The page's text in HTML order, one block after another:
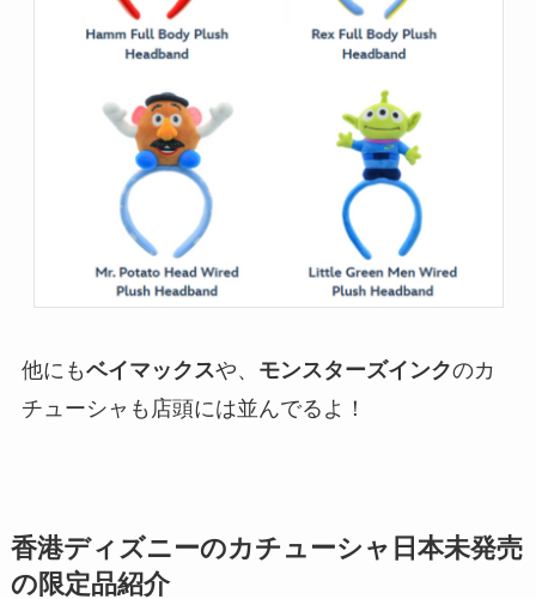
他にもベイマックスや、 モンスターズインクのカ
チューシャも店頭には並んでるよ！
香港ディズニーのカチューシャ日本未発売
の限定品紹介